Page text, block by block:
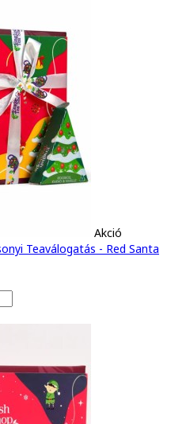
Akció
Teaválogatás - Red Santa